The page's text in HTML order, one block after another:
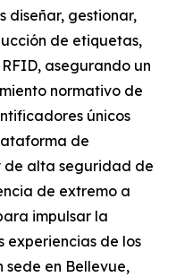
diseñar, gestionar,
de etiquetas,
asegurando un
normativo de
únicos
de
de alta seguridad de
de extremo a
impulsar la
de los
sede en Bellevue,